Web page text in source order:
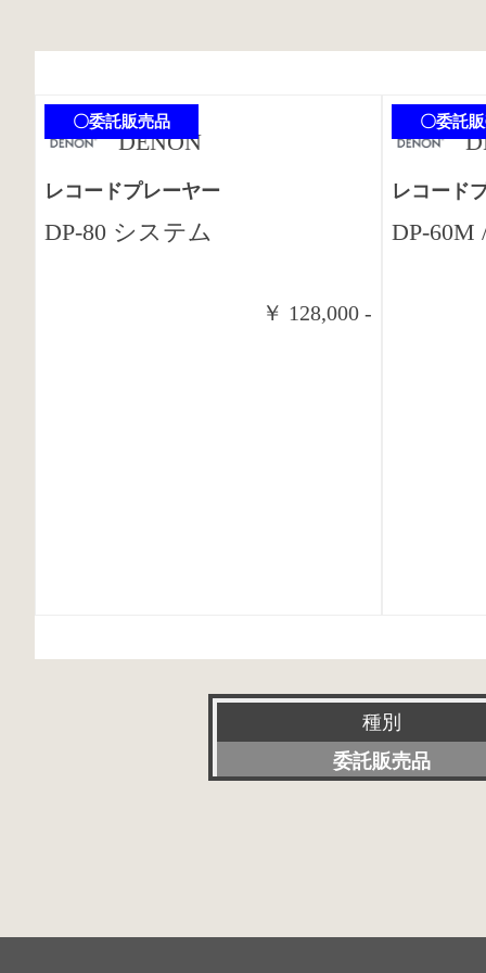
DENON
レコードプレーヤー
DP-80 システム
〇委託販売品
￥ 128,000 -
レコード
DP-60M
〇委託
種別
委託販売品